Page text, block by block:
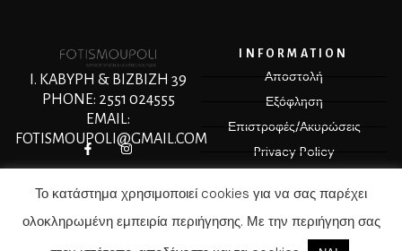
Ι. ΚΑΒΥΡΗ & ΒΙΖΒΙΖΗ 39
PHONE: 2551 024555
EMAIL:
FOTISMOUPOLI@GMAIL.COM
INFORMATION
Αποστολή
Εξόφληση
Επιστροφές/Ακυρώσεις
Privacy Policy
Το κατάστημα χρησιμοποιεί cookies για να σας παρέχει
ολοκληρωμένη εμπειρία περιήγησης. Με την περιήγηση σας